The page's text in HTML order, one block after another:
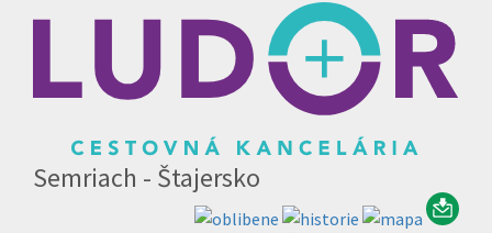
Semriach - Štajersko